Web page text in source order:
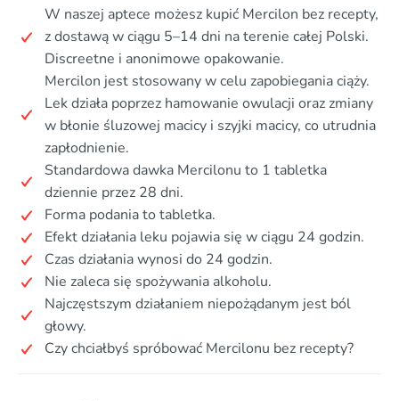
W naszej aptece możesz kupić Mercilon bez recepty,
z dostawą w ciągu 5–14 dni na terenie całej Polski.
Discreetne i anonimowe opakowanie.
Mercilon jest stosowany w celu zapobiegania ciąży.
Lek działa poprzez hamowanie owulacji oraz zmiany
w błonie śluzowej macicy i szyjki macicy, co utrudnia
zapłodnienie.
Standardowa dawka Mercilonu to 1 tabletka
dziennie przez 28 dni.
Forma podania to tabletka.
Efekt działania leku pojawia się w ciągu 24 godzin.
Czas działania wynosi do 24 godzin.
Nie zaleca się spożywania alkoholu.
Najczęstszym działaniem niepożądanym jest ból
głowy.
Czy chciałbyś spróbować Mercilonu bez recepty?